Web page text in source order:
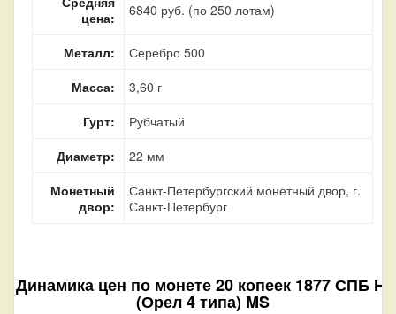
цена:
6840 руб. (по 250 лотам)
Металл:
Серебро 500
Масса:
3,60 г
Гурт:
Рубчатый
Диаметр:
22 мм
Монетный
двор:
Санкт-Петербургский монетный двор, г.
Санкт-Петербург
Динамика цен по монете20 копеек 1877 СПБ НI
(Орел 4 типа) MS